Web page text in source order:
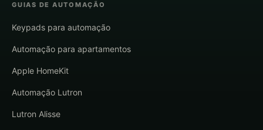
GUIAS DE AUTOMAÇÃO
Keypads para automação
Automação para apartamentos
Apple HomeKit
Automação Lutron
Lutron Alisse